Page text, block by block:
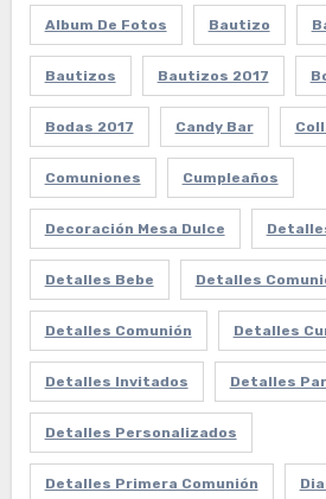
Album De Fotos Bautizo
Bautizos Bautizos 2017
Bodas 2017 Candy Bar
Comuniones Cumpleaños
Decoración Mesa Dulce
Detalles Bebe Detalles
Detalles Comunión Detalles
Detalles Invitados Detalles
Detalles Personalizados
Detalles Primera Comunión